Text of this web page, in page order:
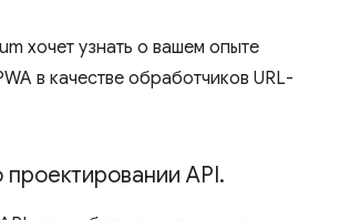
хочет узнать о вашем опыте
в качестве обработчиков URL-
проектировании API.